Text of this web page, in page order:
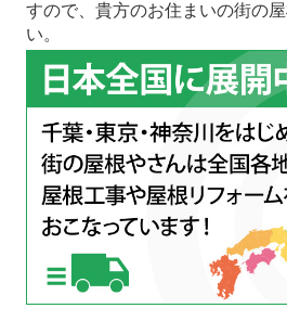
すので、貴方のお住まいの街の
い。